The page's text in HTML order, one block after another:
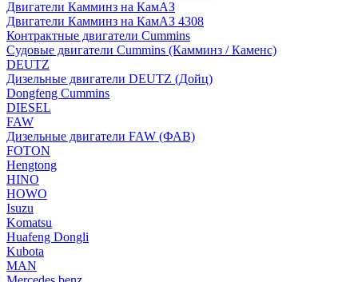
Двигатели Камминз на КамАЗ
Двигатели Камминз на КамАЗ 4308
Контрактные двигатели Cummins
Судовые двигатели Cummins (Камминз / Каменс)
DEUTZ
Дизельные двигатели DEUTZ (Дойц)
Dongfeng Cummins
DIESEL
FAW
Дизельные двигатели FAW (ФАВ)
FOTON
Hengtong
HINO
HOWO
Isuzu
Komatsu
Huafeng Dongli
Kubota
MAN